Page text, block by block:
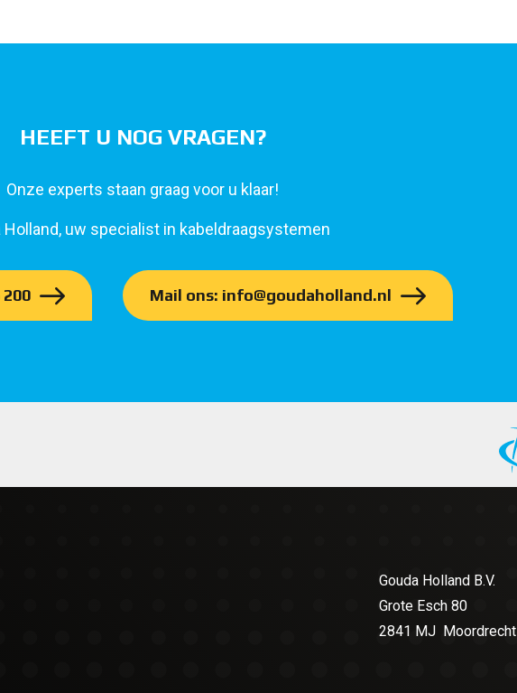
HEEFT U NOG VRAGEN?
Onze experts staan graag voor u klaar!
Holland, uw specialist in kabeldraagsystemen
200 Mail ons: info@goudaholland.nl
Gouda Holland B.V.
Grote Esch 80
2841 MJ Moordrecht